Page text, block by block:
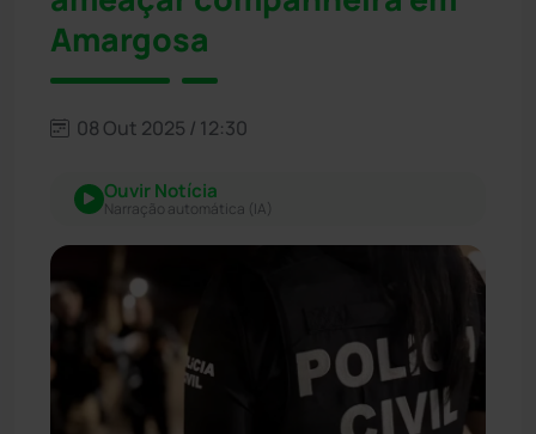
Amargosa
08 Out 2025 / 12:30
Ouvir Notícia
Narração automática (IA)